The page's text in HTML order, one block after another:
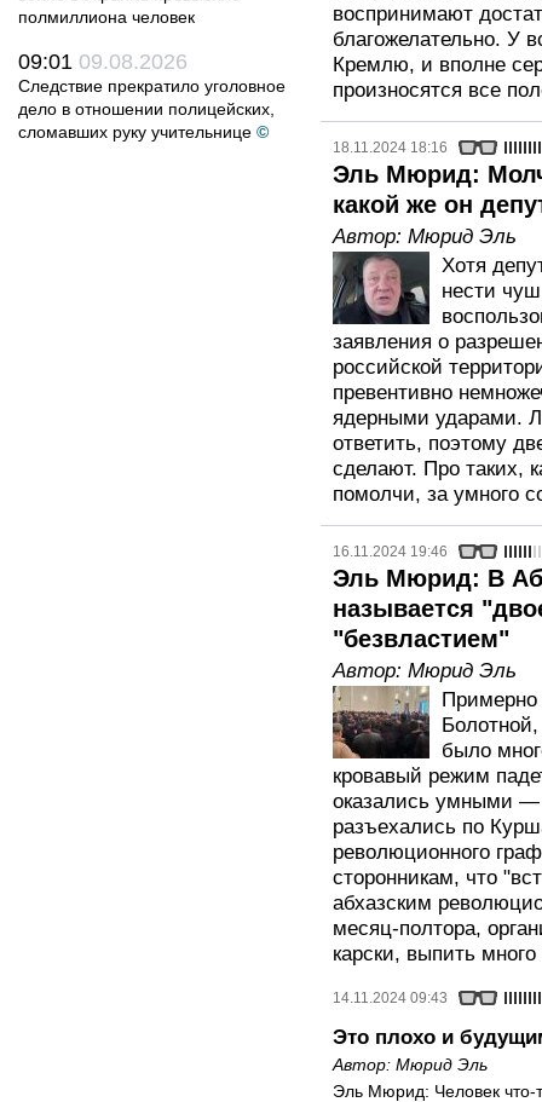
полмиллиона человек
09:01 09.08.2026
Следствие прекратило уголовное
дело в отношении полицейских,
сломавших руку учительнице ©
воспринимают
благожелательно. У
Кремлю, и вполне
произносятся все
18.11.2024 18:16
Эль Мюрид:
какой же он
Автор: Мюрид Эль
Хотя
нести
заявления о
российской
превентивно
ядерными ударами.
ответить, поэтому
сделают. Про таких,
помолчи, за умного
16.11.2024 19:46
Эль Мюрид: В
называется
"безвластием"
Автор: Мюрид Эль
Примерно
было
кровавый режим
оказались умными —
разъехались по
революционного
сторонникам, что
абхазским
месяц-полтора,
карски, выпить
14.11.2024 09:43
Это плохо и
Автор: Мюрид Эль
Эль Мюрид: Человек что-